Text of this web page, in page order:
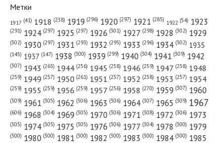
№ 122 от мая 1977 года — «Красный Север»
№ 25 от января 1978 года — «Красный Север»
Метки
1917 (41) 1918 (238) 1919 (296) 1920 (297) 1921 (285) 1922 (54) 1923
(291) 1924 (297) 1925 (297) 1926 (301) 1927 (298) 1928 (302) 1929
(302) 1930 (297) 1931 (293) 1932 (295) 1933 (296) 1934 (302) 1935
(145) 1937 (147) 1938 (300) 1939 (299) 1940 (304) 1941 (309) 1942
(307) 1943 (265) 1944 (256) 1945 (258) 1946 (259) 1947 (258) 1948
(259) 1949 (257) 1950 (261) 1951 (257) 1952 (258) 1953 (257) 1954
(259) 1955 (259) 1956 (259) 1957 (256) 1958 (270) 1959 (307) 1960
(309) 1961 (305) 1962 (306) 1963 (306) 1964 (307) 1965 (309) 1967
(606) 1968 (304) 1969 (305) 1970 (306) 1971 (308) 1972 (306) 1973
(305) 1974 (305) 1975 (305) 1976 (306) 1977 (304) 1978 (300) 1979
(300) 1980 (300) 1981 (300) 1982 (300) 1983 (300) 1984 (300) 1985